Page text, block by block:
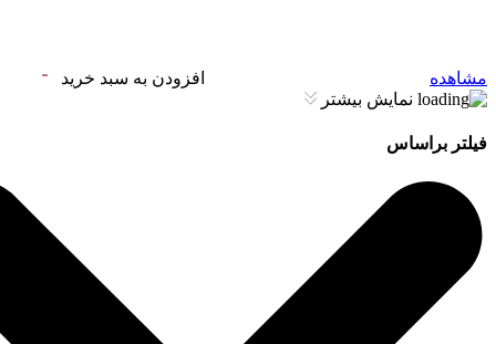
مشاهده
افزودن به سبد خرید
نمایش بیشتر
فیلتر براساس